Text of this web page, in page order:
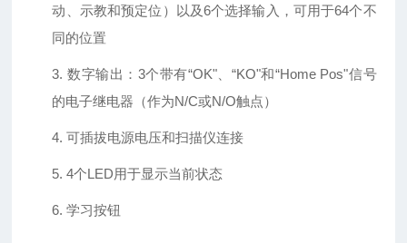
动、示教和预定位）以及6个选择输入，可用于64个不
同的位置
3. 数字输出： 3个带有“OK"、“KO"和“Home Pos"信号
的电子继电器（作为N/C或N/O触点）
4.可插拔电源电压和扫描仪连接
5.4个LED用于显示当前状态
6.学习按钮